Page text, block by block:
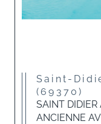
Saint-Didier-au-Mont-d'Or
(69370)
SAINT
ANCIENNE